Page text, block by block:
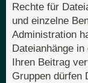
Rechte für
und einzelne
Administration
Dateianhänge
Ihren Beitrag
Gruppen dürfen